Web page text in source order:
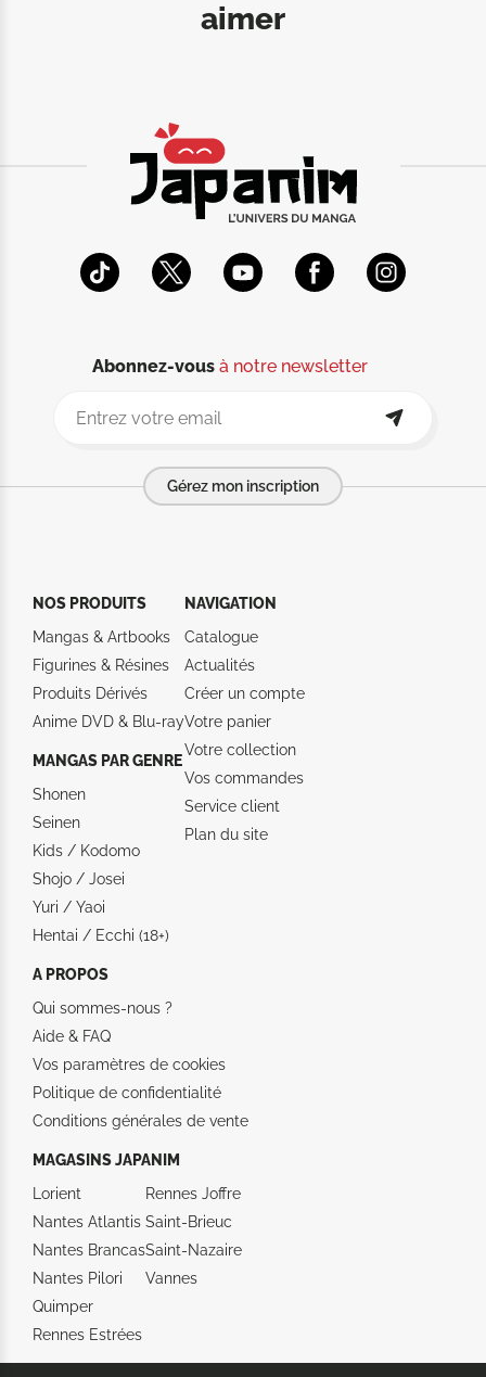
aimer
Abonnez-vousà notre newsletter
Gérez mon inscription
NOS PRODUITS
Mangas & Artbooks
Figurines & Résines
Produits Dérivés
Anime DVD & Blu‑ray
MANGAS PAR GENRE
Shonen
Seinen
Kids / Kodomo
Shojo / Josei
Yuri / Yaoi
Hentai / Ecchi (18+)
NAVIGATION
Catalogue
Actualités
Créer un compte
Votre panier
Votre collection
Vos commandes
Service client
Plan du site
A PROPOS
Qui sommes-nous ?
Aide & FAQ
Vos paramètres de cookies
Politique de confidentialité
Conditions générales de vente
MAGASINS JAPANIM
Lorient
Nantes Atlantis
Nantes Brancas
Nantes Pilori
Quimper
Rennes Estrées
Rennes Joffre
Saint-Brieuc
Saint-Nazaire
Vannes